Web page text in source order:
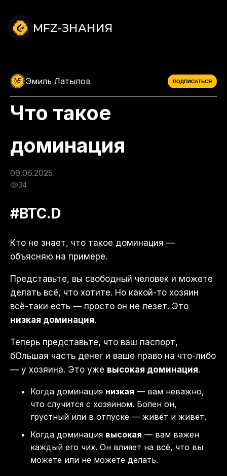
MFZ-ЗНАНИЯ
Эмиль Латыпов ПОДПИСАТЬСЯ
Что такое
доминация
09.06.2025
34
#BTC.D
Кто не знает, что такое доминация —
объясняю на примере.
Представьте, вы свободный человек и можете
делать всё, что хотите. Но какой-то хозяин
всё-таки есть — просто он не лезет. Это
низкая доминация.
Теперь представьте, что ваш паспорт,
бОльшая часть денег и ваше право на что-либо
— у хозяина. Это уже высокая доминация.
Когда доминация низкая — вам неважно,
что случится с хозяином. Болен он,
грустный или в отпуске — живёт и живёт.
Когда доминация высокая — вам важен
каждый его чих. Он влияет на всё, что вы
можете или не можете делать.